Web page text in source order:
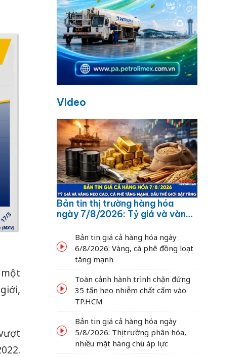
Video
Bản tin thị trường hàng hóa
ngày 7/8/2026: Tỷ giá và vàng
dầu thế giới bật tăng
Bản tin giá cả hàng hóa ngày
6/8/2026: Vàng, cà phê đồng loạt
tăng mạnh
Toàn cảnh hành trình chặn đứng
35 tấn heo nhiễm chất cấm vào
TP.HCM
Bản tin giá cả hàng hóa ngày
5/8/2026: Thị trường phân hóa,
nhiều mặt hàng chịu áp lực